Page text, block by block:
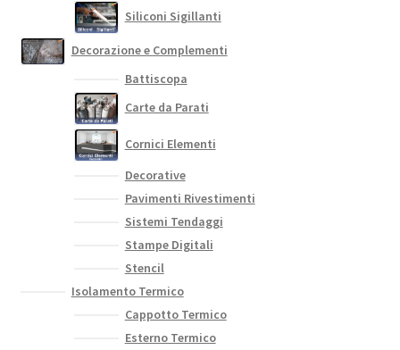
Siliconi Sigillanti
Decorazione e Complementi
Battiscopa
Carte da Parati
Cornici Elementi
Decorative
Pavimenti Rivestimenti
Sistemi Tendaggi
Stampe Digitali
Stencil
Isolamento Termico
Cappotto Termico
Esterno Termico